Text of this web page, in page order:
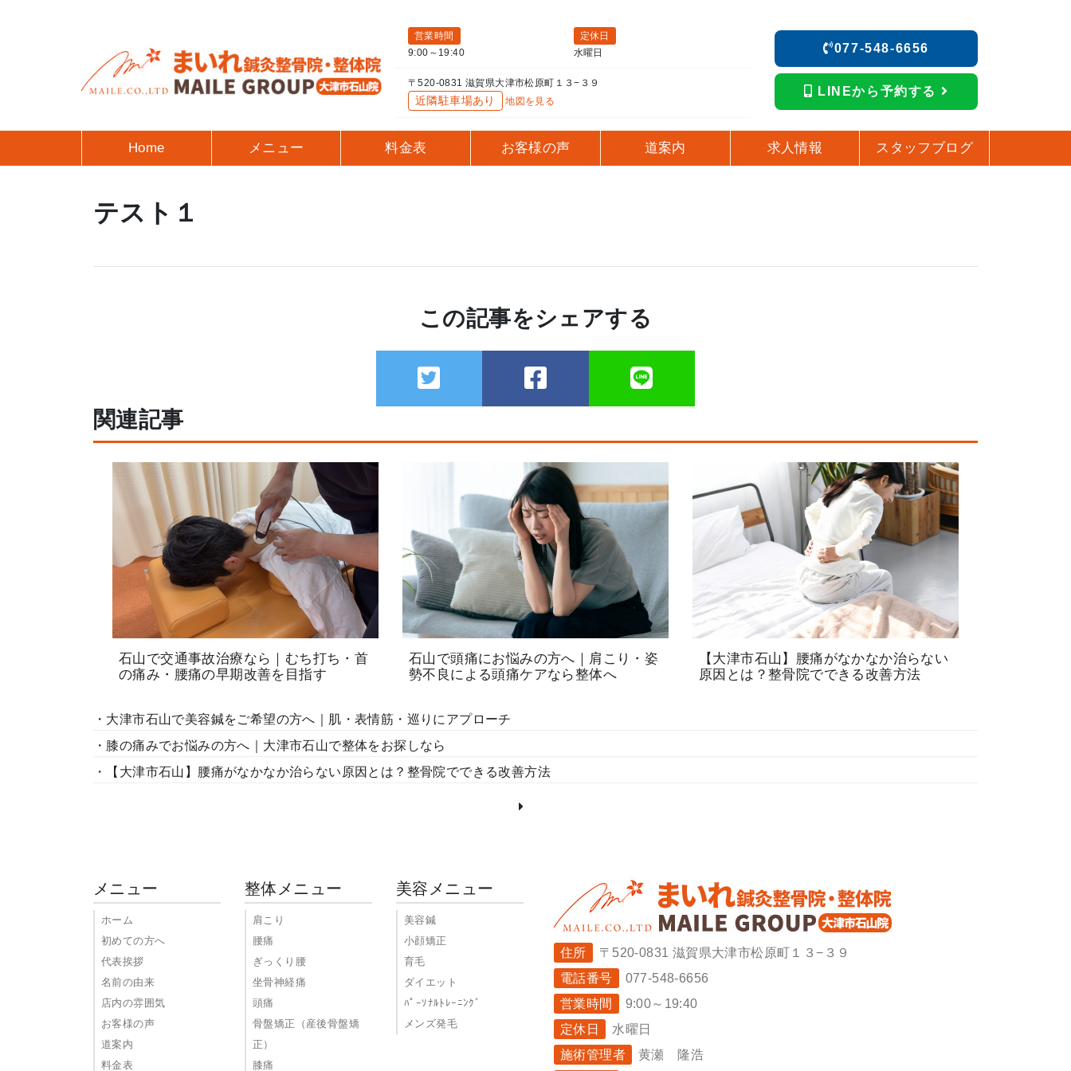
営業時間
9:00～19:40
定休日
水曜日
〒520-0831 滋賀県大津市松原町１３−３９
近隣駐車場あり 地図を見る
077-548-6656
LINEから予約する
Home メニュー 料金表 お客様の声 道案内 求人情報 スタッフブログ
テスト１
この記事をシェアする
関連記事
石山で交通事故治療なら｜むち打ち・首
の痛み・腰痛の早期改善を目指す
石山で頭痛にお悩みの方へ｜肩こり・姿
勢不良による頭痛ケアなら整体へ
【大津市石山】腰痛がなかなか治らない
原因とは？整骨院でできる改善方法
・大津市石山で美容鍼をご希望の方へ｜肌・表情筋・巡りにアプローチ
・膝の痛みでお悩みの方へ｜大津市石山で整体をお探しなら
・【大津市石山】腰痛がなかなか治らない原因とは？整骨院でできる改善方法
メニュー
ホーム
初めての方へ
代表挨拶
名前の由来
店内の雰囲気
お客様の声
道案内
料金表
整体メニュー
肩こり
腰痛
ぎっくり腰
坐骨神経痛
頭痛
骨盤矯正（産後骨盤矯
正）
膝痛
美容メニュー
美容鍼
小顔矯正
育毛
ダイエット
ﾊﾟｰｿﾅﾙﾄﾚｰﾆﾝｸﾞ
メンズ発毛
住所
〒520-0831 滋賀県大津市松原町１３−３９
電話番号
077-548-6656
営業時間
9:00～19:40
定休日
水曜日
施術管理者
黄瀬 隆浩